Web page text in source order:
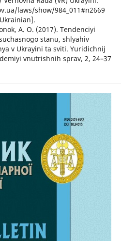
laws/show/984_011#n2669
A. O. (2017). Tendenciyi
stanu, shlyahiv
v Ukrayini ta sviti. Yuridichnij
vnutrishnih sprav, 2, 24–37